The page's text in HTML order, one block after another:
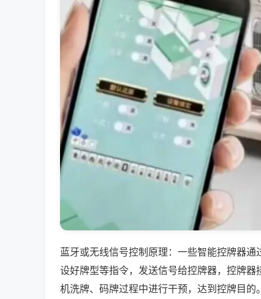
蓝牙或无线信号控制原理：一些智能控牌器
设好牌型等指令，发送信号给控牌器，控牌
机洗牌、码牌过程中进行干预，达到控牌目的。